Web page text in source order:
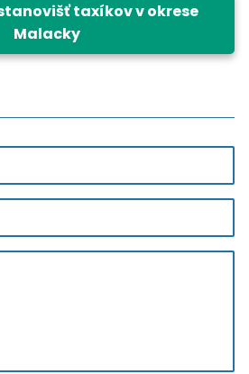
taxíkov v okrese
Malacky